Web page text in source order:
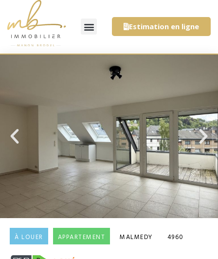
Estimation en ligne
À LOUER APPARTEMENT MALMEDY 4960